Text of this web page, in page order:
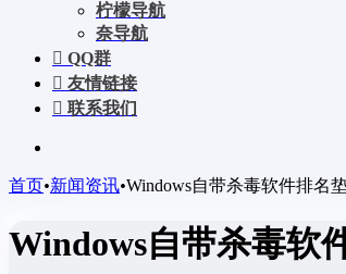
柠檬导航
奈导航
QQ群
友情链接
联系我们
首页•新闻资讯•Windows自带杀毒软件排名
Windows自带杀毒软